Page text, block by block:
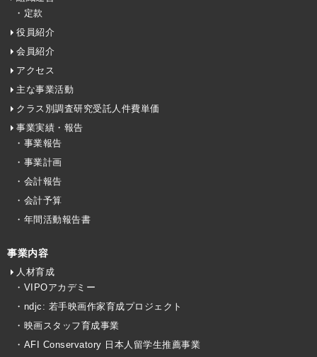
・定款
役員紹介
会員紹介
アクセス
主な事業活動
クラス別調査研究受託人件費単価
事業実績・報告
・事業報告
・事業計画
・会計報告
・会計予算
・年間活動報告書
事業内容
人材育成
・VIPOアカデミー
・ndjc: 若手映画作家育成プロジェクト
・映画スタッフ育成事業
・AFI Conservatory 日本人留学生推薦事業